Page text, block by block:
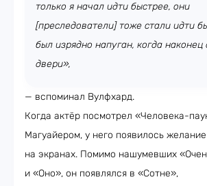
только я начал идти быстрее, они
[преследователи] тоже стали идти
был изрядно напуган, когда наконец
двери»,
— вспоминал Вулфхард.
Когда актёр посмотрел «Человека-
Магуайером, у него появилось
на экранах. Помимо нашумевших
и «Оно», он появлялся в «Сотне»,